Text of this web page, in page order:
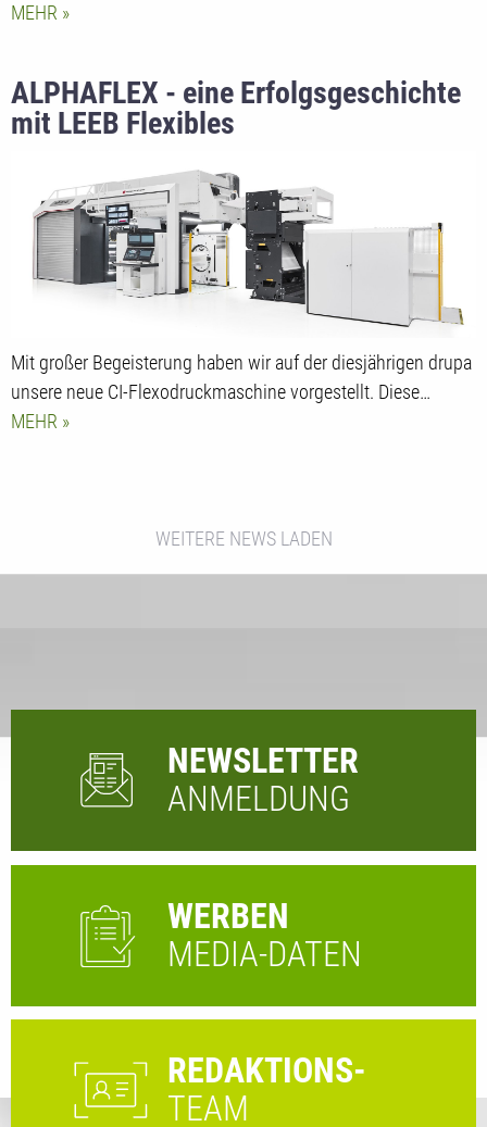
MEHR
ALPHAFLEX - eine Erfolgsgeschichte
mit LEEB Flexibles
Mit großer Begeisterung haben wir auf der diesjährigen drupa
unsere neue CI-Flexodruckmaschine vorgestellt. Diese…
MEHR
WEITERE NEWS LADEN
NEWSLETTER
ANMELDUNG
WERBEN
MEDIA-DATEN
REDAKTIONS-
TEAM